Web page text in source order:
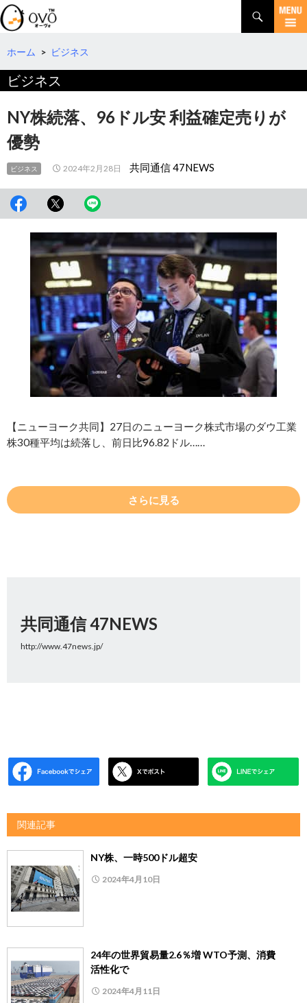
検
索
コ
テ
へ
移
動
ホーム > ビジネス
ビジネス
NY株続落、96ドル安 利益確定売りが
優勢
ビジネス 2024年2月28日 共同通信 47NEWS
【ニューヨーク共同】27日のニューヨーク株式市場のダウ工業
株30種平均は続落し、前日比96.82ドル……
さらに見る
共同通信 47NEWS
http://www.47news.jp/
関連記事
NY株、一時500ドル超安
2024年4月10日
24年の世界貿易量2.6％増 WTO予測、消費
活性化で
2024年4月11日